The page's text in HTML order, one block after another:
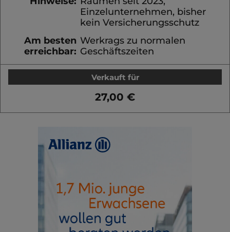
Einzelunternehmen, bisher
kein Versicherungsschutz
Am besten
erreichbar:
Werkrags zu normalen
Geschäftszeiten
Verkauft für
27,00 €